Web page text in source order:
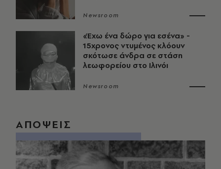
Newsroom
«Έχω ένα δώρο για εσένα» -
15χρονος ντυμένος κλόουν
σκότωσε άνδρα σε στάση
λεωφορείου στο Ιλινόι
Newsroom
ΑΠΟΨΕΙΣ